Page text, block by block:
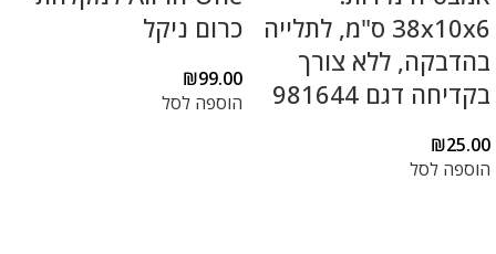
38x10x6 ס"מ, לתלייה
בהדבקה, ללא צורך
בקדיחה דגם 981644
₪25.00
הוספה לסל
כרום ניקל
₪99.00
הוספה לסל